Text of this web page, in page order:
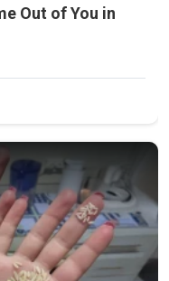
Out of You in